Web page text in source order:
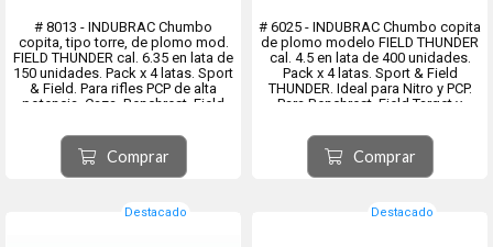
# 8013 - INDUBRAC Chumbo
copita, tipo torre, de plomo mod.
FIELD THUNDER cal. 6.35 en lata de
150 unidades. Pack x 4 latas. Sport
& Field. Para rifles PCP de alta
potencia. Caza, Benchrest, Field
Diametro real 6.35 mm Peso del
proyectil 33.95 grains / 2.20 grs.
Coeficien...
Comprar
# 6025 - INDUBRAC Chumbo copita
de plomo modelo FIELD THUNDER
cal. 4.5 en lata de 400 unidades.
Pack x 4 latas. Sport & Field
THUNDER. Ideal para Nitro y PCP.
Para Benchrest, Field Target y
metros. Diametro real 4.50 mm. -
Peso del proyectil 13.43 grains /
0.87 grs. Co...
Comprar
Destacado Destacado